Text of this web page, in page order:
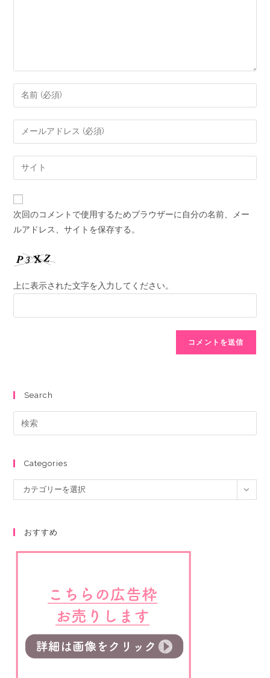
次回のコメントで使用するためブラウザーに自分の名前、メー
ルアドレス、サイトを保存する。
上に表示された文字を入力してください。
Search
Categories
カテゴリーを選択
おすすめ